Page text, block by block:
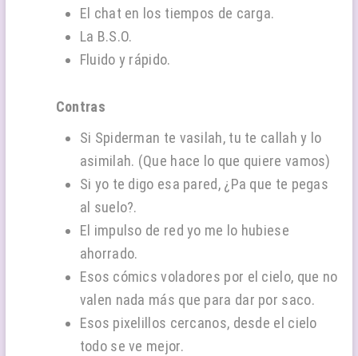
El chat en los tiempos de carga.
La B.S.O.
Fluido y rápido.
Contras
Si Spiderman te vasilah, tu te callah y lo
asimilah. (Que hace lo que quiere vamos)
Si yo te digo esa pared, ¿Pa que te pegas
al suelo?.
El impulso de red yo me lo hubiese
ahorrado.
Esos cómics voladores por el cielo, que no
valen nada más que para dar por saco.
Esos pixelillos cercanos, desde el cielo
todo se ve mejor.